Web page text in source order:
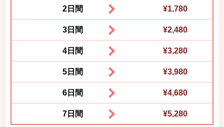
2日間 ¥1,780
3日間 ¥2,480
4日間 ¥3,280
5日間 ¥3,980
6日間 ¥4,680
7日間 ¥5,280